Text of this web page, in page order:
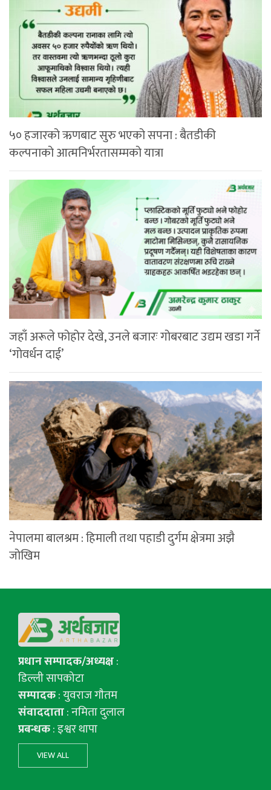
५० हजारको ऋणबाट सुरु भएको सपना : बैतडीकी
कल्पनाको आत्मनिर्भरतासम्मको यात्रा
जहाँ अरूले फोहोर देखे, उनले बजारः गोबरबाट उद्यम खडा गर्ने
‘गोवर्धन दाई’
नेपालमा बालश्रम : हिमाली तथा पहाडी दुर्गम क्षेत्रमा अझै
जोखिम
प्रधान सम्पादक/अध्यक्ष:
डिल्ली सापकोटा
सम्पादक: युवराज गाैतम
संवाददाता: नमिता दुलाल
प्रबन्धक: इश्वर थापा
VIEW ALL